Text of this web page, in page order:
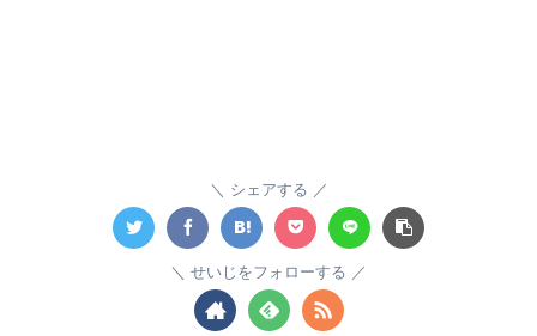
シェアする
せいじをフォローする